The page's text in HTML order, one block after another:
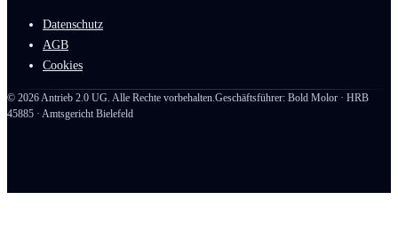
Datenschutz
AGB
Cookies
© 2026Antrieb 2.0 UG. Alle Rechte vorbehalten.Geschäftsführer: Bold Molor · HRB
45885 · Amtsgericht Bielefeld